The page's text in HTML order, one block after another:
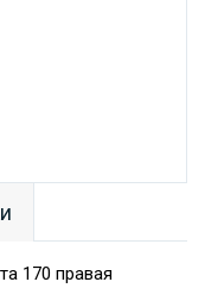
170 правая